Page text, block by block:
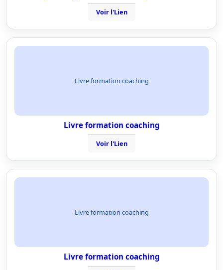
Voir l'Lien
Livre formation coaching
Livre formation coaching
Voir l'Lien
Livre formation coaching
Livre formation coaching